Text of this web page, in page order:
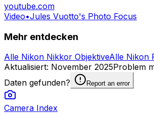
youtube.com
Video•Jules Vuotto's Photo Focus
Mehr entdecken
Alle Nikon Nikkor ObjektiveAlle Nikon
Aktualisiert: November 2025Problem
Daten gefunden?
Report an error
Camera Index